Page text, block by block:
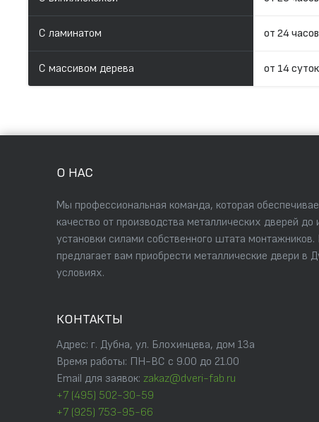
С ламинатом от 24 часов
С массивом дерева от 14 суток
О НАС
Мы профессиональная команда, которая
качество от производства металлических дверей до
установки силами собственного штата
предлагает вам приобрести металлические двери в
условиях.
КОНТАКТЫ
Адрес: г. Дубна, ул. Блохинцева, дом 13а
Время работы: ПН-ВС с 9.00 до 21.00
Email для заявок: zakaz@dveri-fab.ru
+7 (495) 502-30-59
+7 (925) 753-95-66